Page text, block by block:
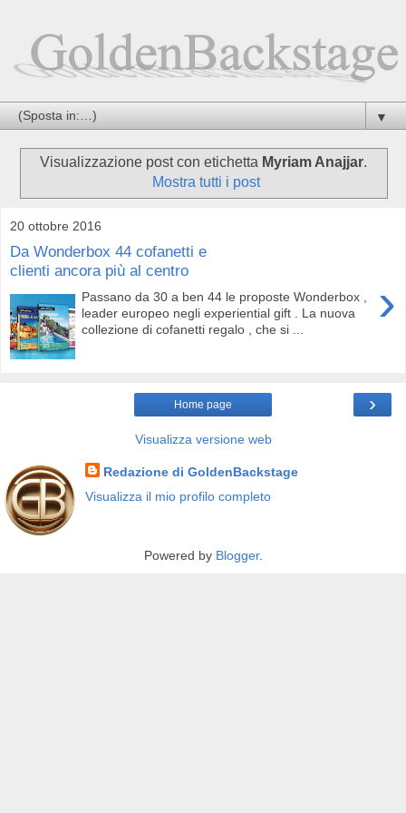
▼
Visualizzazione post con etichetta Myriam Anajjar.
Mostra tutti i post
20 ottobre 2016
Da Wonderbox 44 cofanetti e
clienti ancora più al centro
›
Passano da 30 a ben 44 le proposte Wonderbox ,
leader europeo negli experiential gift . La nuova
collezione di cofanetti regalo , che si ...
›
Home page
Visualizza versione web
Redazione di GoldenBackstage
Visualizza il mio profilo completo
Powered by Blogger.